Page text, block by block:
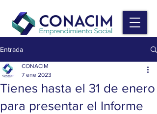
Entrada
Tienes hasta el 31 de enero
para presentar el Informe
CONACIM
7 ene 2023